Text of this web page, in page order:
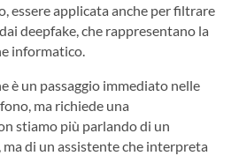
essere applicata anche per filtrare
deepfake, che rappresentano la
informatico.
è un passaggio immediato nelle
ma richiede una
stiamo più parlando di un
ma di un assistente che interpreta